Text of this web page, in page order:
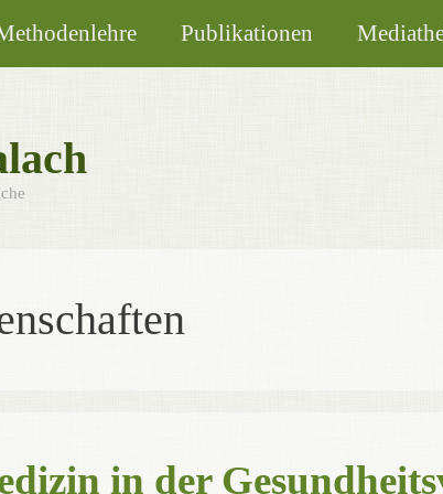
Publikationen
in der